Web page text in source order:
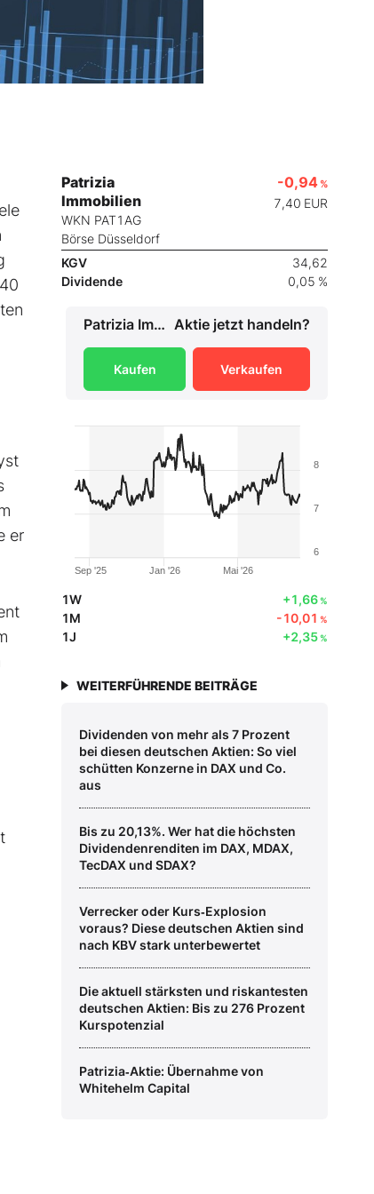
er
Patrizia
Immobilien
WKN PAT1AG
Börse Düsseldorf
-0,94 %
7,40 EUR
KGV
34,62
Dividende
0,05 %
Patrizia Immobilien Aktie jetzt handeln?
Kaufen Verkaufen
Jan '26
Sep '25 Mai '26
6
7
8
1W +1,66%
1M -10,01 %
1J +2,35%
WEITERFÜHRENDE BEITRÄGE
Dividenden von mehr als 7 Prozent
bei diesen deutschen Aktien: So viel
schütten Konzerne in DAX und Co.
aus
Bis zu 20,13%. Wer hat die höchsten
Dividendenrenditen im DAX, MDAX,
TecDAX und SDAX?
Verrecker oder Kurs‑Explosion
voraus? Diese deutschen Aktien sind
nach KBV stark unterbewertet
Die aktuell stärksten und riskantesten
deutschen Aktien: Bis zu 276 Prozent
Kurspotenzial
Patrizia‑Aktie: Übernahme von
Whitehelm Capital